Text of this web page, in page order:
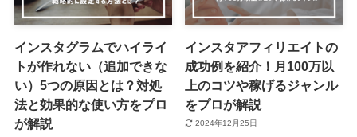
インスタグラムでハイライ
トが作れない（追加できな
い）5つの原因とは？対処
法と効果的な使い方をプロ
が解説
インスタアフィリエイトの
成功例を紹介！月100万以
上のコツや稼げるジャンル
をプロが解説
2024年12月25日